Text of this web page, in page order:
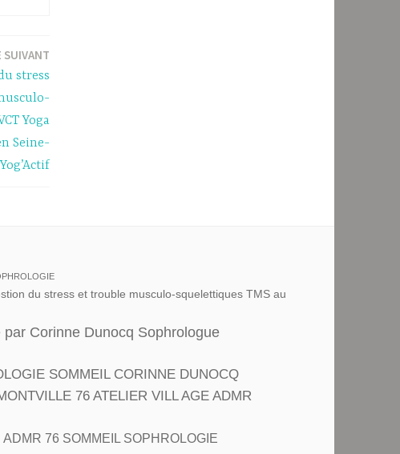
SUIVANT
stress
Yoga
Seine-
du stress et trouble musculo-squelettiques TMS au
Corinne Dunocq Sophrologue
SOMMEIL CORINNE DUNOCQ
76 ATELIER VILL AGE ADMR
76 SOMMEIL SOPHROLOGIE